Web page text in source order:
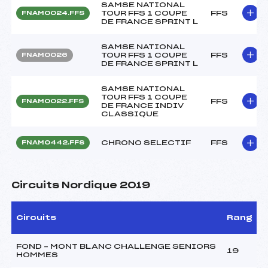
FNAM0024.FFS
SAMSE NATIONAL
TOUR FFS 1 COUPE
DE FRANCE SPRINT L
FFS
FNAM0026
SAMSE NATIONAL
TOUR FFS 1 COUPE
DE FRANCE SPRINT L
FFS
FNAM0022.FFS
SAMSE NATIONAL
TOUR FFS 1 COUPE
DE FRANCE INDIV
CLASSIQUE
FFS
FNAM0442.FFS CHRONO SELECTIF FFS
Circuits Nordique 2019
Circuits Rang
FOND – MONT BLANC CHALLENGE SENIORS
HOMMES
19